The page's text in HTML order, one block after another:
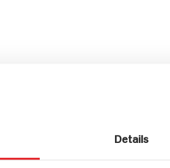
Details